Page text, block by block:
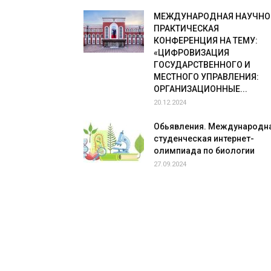
МЕЖДУНАРОДНАЯ
ПРАКТИЧЕСКАЯ
КОНФЕРЕНЦИЯ НА ТЕМУ:
«ЦИФРОВИЗАЦИЯ
ГОСУДАРСТВЕННОГО И
МЕСТНОГО УПРАВЛЕНИЯ:
ОРГАНИЗАЦИОННЫЕ...
20.12.2024
Обьявления.
студенческая интернет-
олимпиада по биологии
27.09.2024